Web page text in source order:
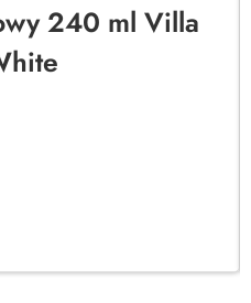
240 ml Villa